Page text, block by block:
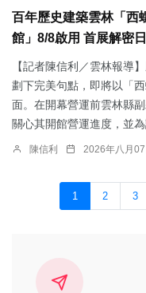
百年歷史建築雲林「西
館」8/8啟用 首展解密
【記者陳信利／雲林報導
劃下完美句點，即將以「
面。在開幕營運前雲林縣
關心其開館營運進度，並
陳信利 2026年八月07
1 2 3